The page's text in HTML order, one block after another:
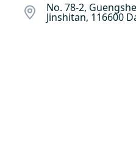
No. 78-2,
Jinshitan, 116600